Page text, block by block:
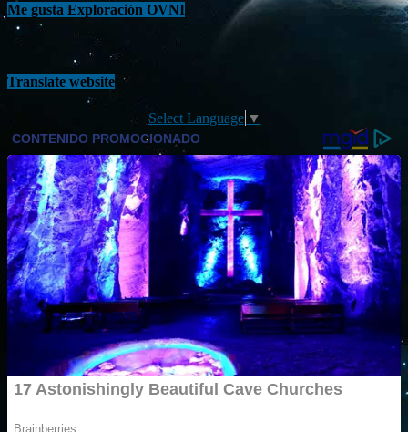
Me gusta Exploración OVNI
Translate website
Select Language ▼